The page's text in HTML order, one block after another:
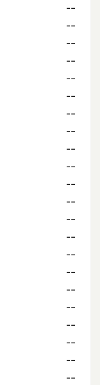
--
--
--
--
--
--
--
--
--
--
--
--
--
--
--
--
--
--
--
--
--
--